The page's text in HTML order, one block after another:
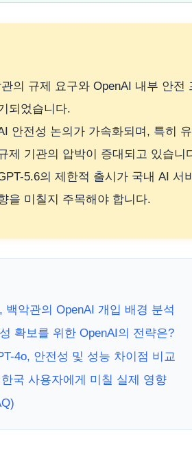
의 규제 요구와 OpenAI 내부 안전
되었습니다.
안전성 논의가 가속화되며, 특히
제 기관의 압박이 증대되고 있습니
5.6의 제한적 출시가 국내 AI 서
을 미칠지 주목해야 합니다.
백악관의 OpenAI 개입 배경 분석
확보를 위한 OpenAI의 전략은?
4o, 안전성 및 성능 차이점 비교
국 사용자에게 미칠 실제 영향